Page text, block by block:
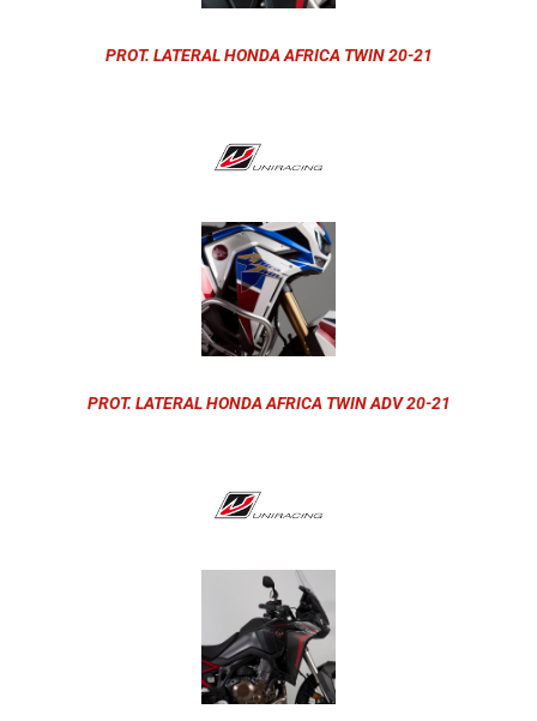
PROT. LATERAL HONDA AFRICA TWIN 20-21
PROT. LATERAL HONDA AFRICA TWIN ADV 20-21